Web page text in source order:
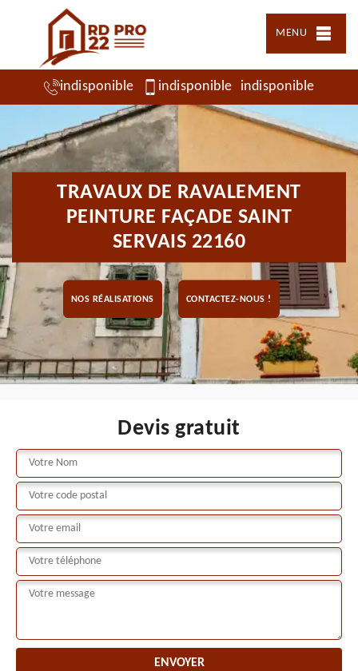
MENU
indisponible indisponible indisponible
TRAVAUX DE RAVALEMENT
PEINTURE FAÇADE SAINT
SERVAIS 22160
NOS RÉALISATIONS CONTACTEZ-NOUS !
Devis gratuit